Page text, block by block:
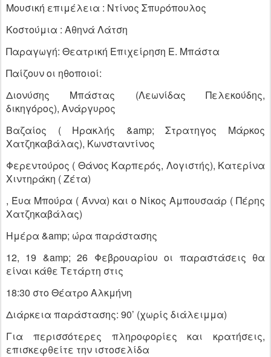
Μουσική επιμέλεια : Ντίνος Σπυρόπουλος
Κοστούμια : Αθηνά Λάτση
Παραγωγή: Θεατρική Επιχείρηση Ε. Μπάστα
Παίζουν οι ηθοποιοί:
Διονύσης Μπάστας (Λεωνίδας Πελεκούδης,
δικηγόρος), Ανάργυρος
Βαζαίος ( Ηρακλής &amp; Στρατηγος Μάρκος
Χατζηκαβάλας), Κωνσταντίνος
Φερεντούρος ( Θάνος Καρπερός, Λογιστής), Κατερίνα
Χιντηράκη ( Ζέτα)
, Έυα Μπούρα ( Άννα) και ο Νίκος Αμπουσαάρ ( Πέρης
Χατζηκαβάλας)
Ημέρα &amp; ώρα παράστασης
12, 19 &amp; 26 Φεβρουαρίου οι παραστάσεις θα
είναι κάθε Τετάρτη στις
18:30 στο Θέατρο Αλκμήνη
Διάρκεια παράστασης: 90’ (χωρίς διάλειμμα)
Για περισσότερες πληροφορίες και κρατήσεις,
επισκεφθείτε την ιστοσελίδα